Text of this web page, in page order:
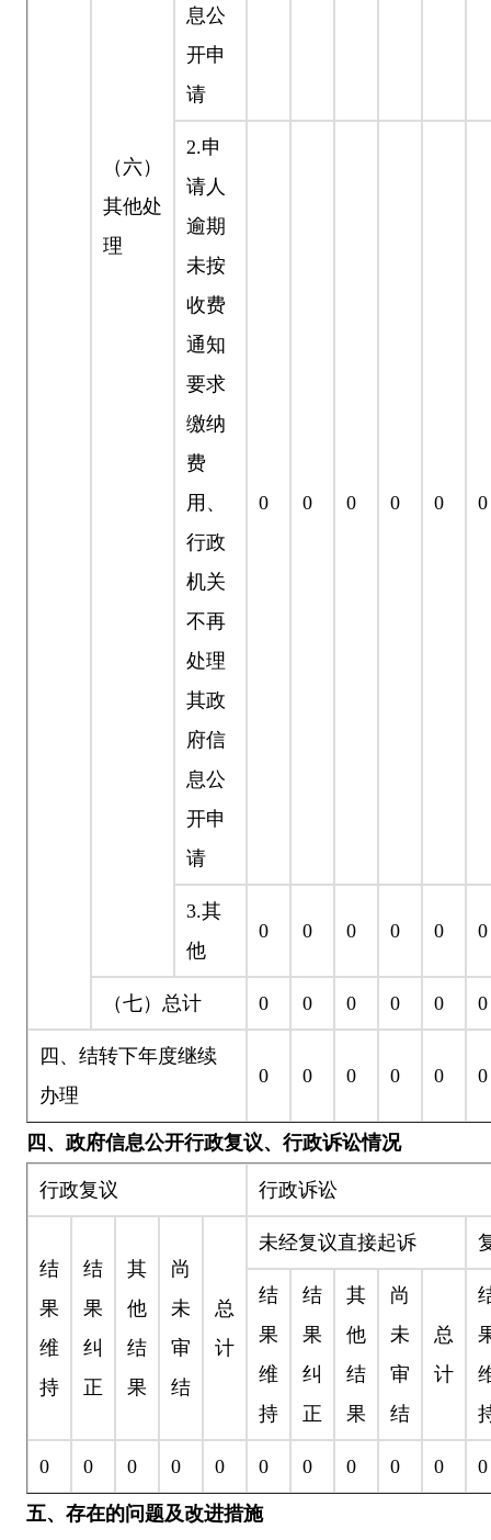
（六）
其他处
理
息公
开申
请
2.申
请人
逾期
未按
收费
通知
要求
缴纳
费
用、
行政
机关
不再
处理
其政
府信
息公
开申
请
0 0 0 0 0 0
3.其
他
0 0 0 0 0 0
（七）总计 0 0 0 0 0 0
四、结转下年度继续
办理
0 0 0 0 0 0
四、政府信息公开行政复议、行政诉讼情况
行政复议 行政诉讼
结
果
维
持
结
果
纠
正
其
他
结
果
尚
未
审
结
总
计
未经复议直接起诉
结
果
维
持
结
果
纠
正
其
他
结
果
尚
未
审
结
总
计
0 0 0 0 0 0 0 0 0 0 0
五、存在的问题及改进措施